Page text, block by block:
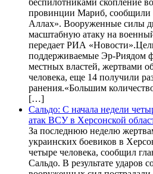
беспилотниками скопление
провинции Мариб,
Аллах». Вооруженные силы
масштабную атаку на
передает РИА
поддерживаемые Эр-Риядом
местных властей, жертвами
человека, еще 14 получили
ранения.«Большим
[…]
Сальдо: С начала недели
атак ВСУ в Херсонской
За последнюю неделю
украинских боевиков в
четыре человека, сообщил
Сальдо. В результате ударов